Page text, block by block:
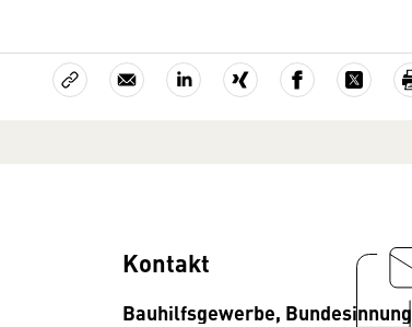
Kontakt
Bauhilfsgewerbe, Bundesinnung